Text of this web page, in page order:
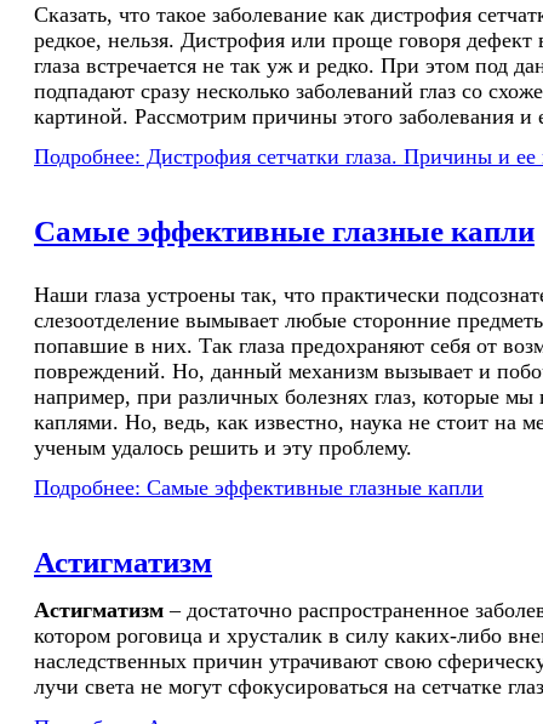
Сказать, что такое заболевание как дистрофия
редкое, нельзя. Дистрофия или проще говоря дефект
глаза встречается не так уж и редко. При этом под
подпадают сразу несколько заболеваний глаз со
картиной. Рассмотрим причины этого заболевания и
Подробнее: Дистрофия сетчатки глаза. Причины и
Самые эффективные глазные капли
Наши глаза устроены так, что практически
слезоотделение вымывает любые сторонние
попавшие в них. Так глаза предохраняют себя от
повреждений. Но, данный механизм вызывает и
например, при различных болезнях глаз, которые
каплями. Но, ведь, как известно, наука не стоит на
ученым удалось решить и эту проблему.
Подробнее: Самые эффективные глазные капли
Астигматизм
Астигматизм – достаточно распространенное
котором роговица и хрусталик в силу каких-либо
наследственных причин утрачивают свою
лучи света не могут сфокусироваться на сетчатке